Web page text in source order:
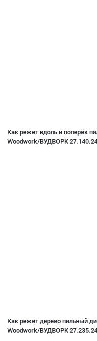
Как режет вдоль и поперёк
Woodwork/ВУДВОРК 27.140.24
Как режет дерево пильный
Woodwork/ВУДВОРК